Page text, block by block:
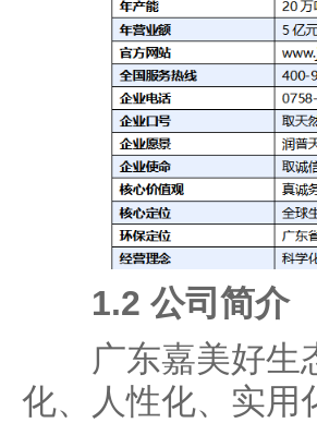
1.2 公司简介
广东嘉美好生态
化、人性化、实用